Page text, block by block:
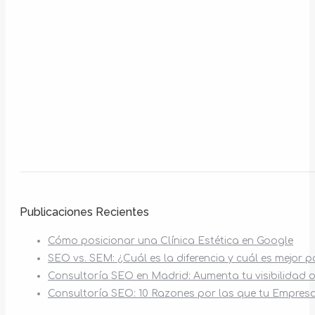
Publicaciones Recientes
Cómo posicionar una Clínica Estética en Google
SEO vs. SEM: ¿Cuál es la diferencia y cuál es mejor
Consultoría SEO en Madrid: Aumenta tu visibilidad
Consultoría SEO: 10 Razones por las que tu